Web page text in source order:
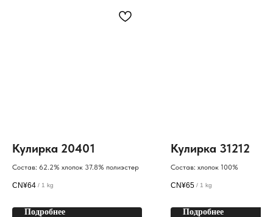
Кулирка 20401
Состав: 62.2% хлопок 37.8% полиэстер
CN¥64 / 1 kg
Подробнее
Кулирка 31212
Состав: хлопок 100%
CN¥65 / 1 kg
Подробнее